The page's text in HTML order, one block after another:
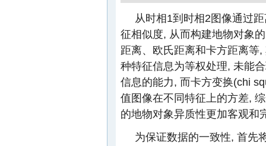
从时相1到时相2图像通过
征相似度, 从而构建地物对象
距离、欧氏距离和卡方距离等
种特征信息为等权处理, 未能
信息的能力, 而卡方变换(chi
值图像在不同特征上的方差,
的地物对象异质性更加客观和
为保证数据的一致性, 首先